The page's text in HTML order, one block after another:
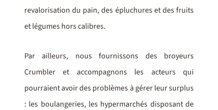
revalorisation du pain, des épluchures et des fruits
et légumes hors calibres.
Par ailleurs, nous fournissons des broyeurs
Crumbler et accompagnons les acteurs qui
pourraient avoir des problèmes à gérer leur surplus
: les boulangeries, les hypermarchés disposant de